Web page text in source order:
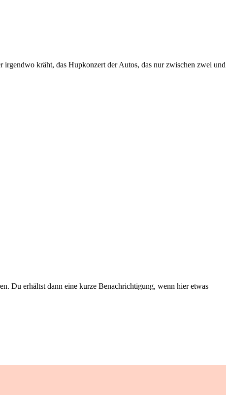
kräht, das Hupkonzert der Autos, das nur zwischen zwei und
Du erhältst dann eine kurze Benachrichtigung, wenn hier etwas